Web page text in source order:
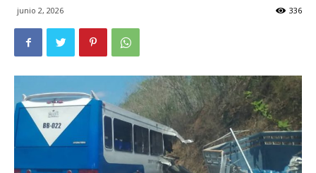
junio 2, 2026 336